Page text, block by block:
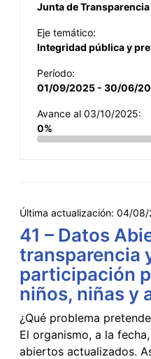
Junta de
Eje temático:
Integridad pública y
Período:
01/09/2025 - 30/06/
Avance al 03/10/2025:
0%
Última actualización: 04/08/
41 – Datos
transparencia
participación
niños, niñas y
¿Qué problema
El organismo, a la
abiertos actualizados.